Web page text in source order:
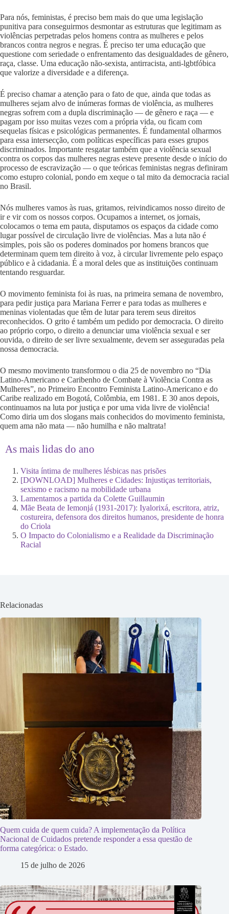
Para nós, feministas, é preciso bem mais do que uma legislação
punitiva para conseguirmos desmontar as estruturas que legitimam as
violências perpetradas pelos homens contra as mulheres e pelos
brancos contra negros e negras. É preciso ter uma educação que
questione com seriedade o enfrentamento das desigualdades de gênero,
raça, classe. Uma educação não-sexista, antirracista, anti-lgbtfóbica
que valorize a diversidade e a diferença.
É preciso chamar a atenção para o fato de que, ainda que todas as
mulheres sejam alvo de inúmeras formas de violência, as mulheres
negras sofrem com a dupla discriminação — de gênero e raça — e
pagam por isso muitas vezes com a própria vida, ou ficam com
sequelas físicas e psicológicas permanentes. É fundamental olharmos
para essa intersecção, com políticas específicas para esses grupos
discriminados. Importante resgatar também que a violência sexual
contra os corpos das mulheres negras esteve presente desde o início do
processo de escravização — o que teóricas feministas negras definiram
como estupro colonial, pondo em xeque o tal mito da democracia racial
no Brasil.
Nós mulheres vamos às ruas, gritamos, reivindicamos nosso direito de
ir e vir com os nossos corpos. Ocupamos a internet, os jornais,
colocamos o tema em pauta, disputamos os espaços da cidade como
lugar possível de circulação livre de violências. Mas a luta não é
simples, pois são os poderes dominados por homens brancos que
determinam quem tem direito à voz, à circular livremente pelo espaço
público e à cidadania. É a moral deles que as instituições continuam
tentando resguardar.
O movimento feminista foi às ruas, na primeira semana de novembro,
para pedir justiça para Mariana Ferrer e para todas as mulheres e
meninas violentadas que têm de lutar para terem seus direitos
reconhecidos. O grito é também um pedido por democracia. O direito
ao próprio corpo, o direito a denunciar uma violência sexual e ser
ouvida, o direito de ser livre sexualmente, devem ser asseguradas pela
nossa democracia.
O mesmo movimento transformou o dia 25 de novembro no “Dia
Latino-Americano e Caribenho de Combate à Violência Contra as
Mulheres”, no Primeiro Encontro Feminista Latino-Americano e do
Caribe realizado em Bogotá, Colômbia, em 1981. E 30 anos depois,
continuamos na luta por justiça e por uma vida livre de violência!
Como diria um dos slogans mais conhecidos do movimento feminista,
quem ama não mata — não humilha e não maltrata!
As mais lidas do ano
Visita íntima de mulheres lésbicas nas prisões
[DOWNLOAD] Mulheres e Cidades: Injustiças territoriais,
sexismo e racismo na mobilidade urbana
Lamentamos a partida da Colette Guillaumin
Mãe Beata de Iemonjá (1931-2017): Iyalorixá, escritora, atriz,
costureira, defensora dos direitos humanos, presidente de honra
do Criola
O Impacto do Colonialismo e a Realidade da Discriminação
Racial
Relacionadas
Quem cuida de quem cuida? A implementação da Política
Nacional de Cuidados pretende responder a essa questão de
forma categórica: o Estado.
15 de julho de 2026